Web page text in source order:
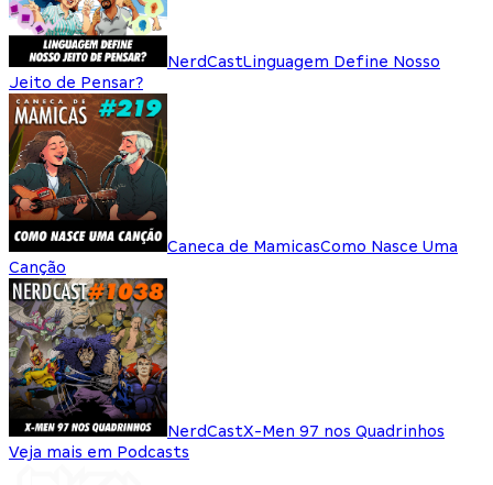
NerdCastLinguagem Define Nosso
Jeito de Pensar?
Caneca de MamicasComo Nasce Uma
Canção
NerdCastX-Men 97 nos Quadrinhos
Veja mais em Podcasts